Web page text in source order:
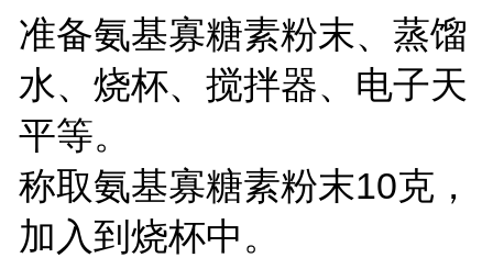
准备氨基寡糖素粉末、蒸馏
水、烧杯、搅拌器、电子天
平等。
称取氨基寡糖素粉末10克，
加入到烧杯中。